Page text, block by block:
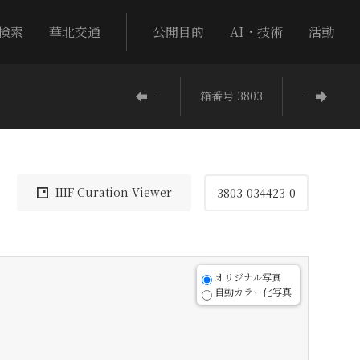
索 華北交通 公開目的 AI・技術 活動
− 箱番号 3803 −
IIIF Curation Viewer 3803-034423-0
オリジナル写真
自動カラー化写真